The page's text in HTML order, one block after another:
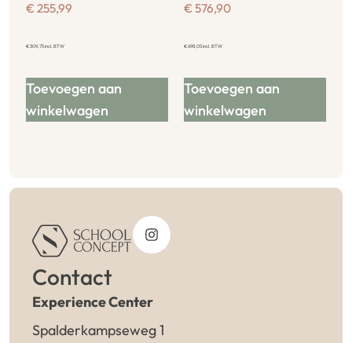
€ 255,99
€309,75incl. BTW
Toevoegen aan
winkelwagen
€ 576,90
€698,05incl. BTW
Toevoegen aan
winkelwagen
Contact
Experience Center
Spalderkampseweg 1